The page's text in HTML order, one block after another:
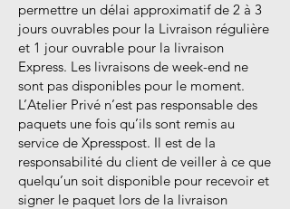
permettre un délai approximatif de 2 à 3
jours ouvrables pour la Livraison régulière
et 1 jour ouvrable pour la livraison
Express. Les livraisons de week-end ne
sont pas disponibles pour le moment.
L’Atelier Privé n’est pas responsable des
paquets une fois qu’ils sont remis au
service de Xpresspost. Il est de la
responsabilité du client de veiller à ce que
quelqu’un soit disponible pour recevoir et
signer le paquet lors de la livraison